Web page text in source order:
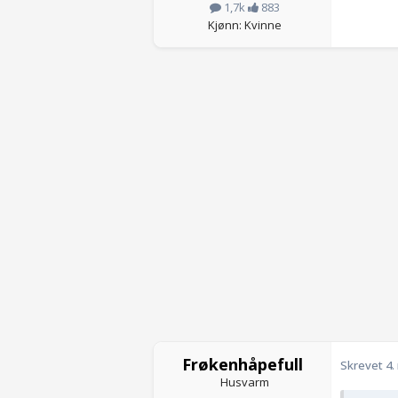
1,7k
883
Kjønn: Kvinne
Frøkenhåpefull
Husvarm
Skrevet